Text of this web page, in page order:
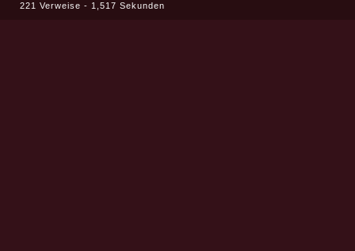
221 Verweise - 1,517 Sekunden